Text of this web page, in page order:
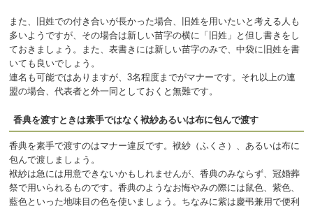
また、旧姓での付き合いが長かった場合、旧姓を用いたいと考える人も
多いようですが、その場合は新しい苗字の横に「旧姓」と但し書きをし
ておきましょう。また、表書きには新しい苗字のみで、中袋に旧姓を書
いても良いでしょう。
連名も可能ではありますが、3名程度までがマナーです。それ以上の連
盟の場合、代表者と外一同としておくと無難です。
香典を渡すときは素手ではなく袱紗あるいは布に包んで渡す
香典を素手で渡すのはマナー違反です。袱紗（ふくさ）、あるいは布に
包んで渡しましょう。
袱紗は急には用意できないかもしれませんが、香典のみならず、冠婚葬
祭で用いられるものです。香典のようなお悔やみの際には鼠色、紫色、
藍色といった地味目の色を使いましょう。ちなみに紫は慶弔兼用で便利